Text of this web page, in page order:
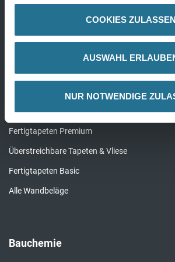
COOKIES ZULASSEN
AUSWAHL
NUR NOTWENDIGE
Kork
Fertigtapeten Premium
Überstreichbare Tapeten & Vliese
Fertigtapeten Basic
Alle Wandbeläge
Bauchemie